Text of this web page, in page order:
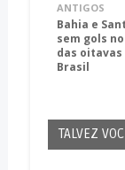
ANTIGOS
Bahia e
sem gols
das oitavas
Brasil
TALVEZ